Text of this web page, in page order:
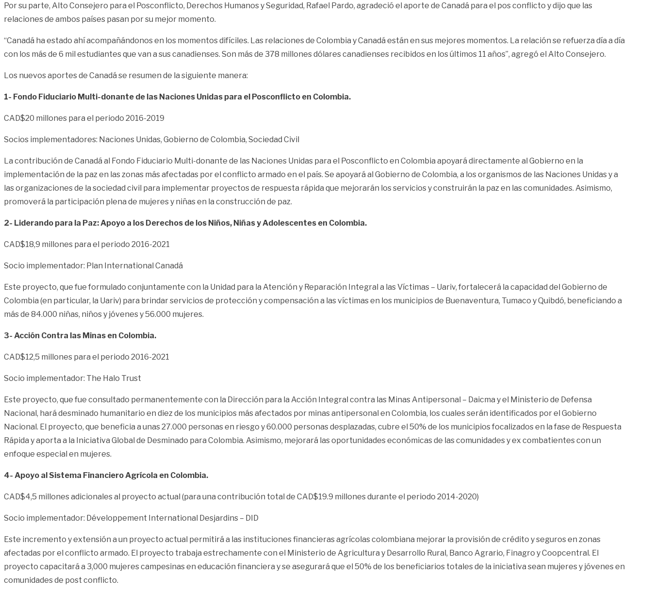
Por su parte, Alto Consejero para el Posconflicto, Derechos Humanos y Seguridad, Rafael Pardo, agradeció el aporte de Canadá para el pos conflicto y dijo que las
relaciones de ambos países pasan por su mejor momento.
“Canadá ha estado ahí acompañándonos en los momentos difíciles. Las relaciones de Colombia y Canadá están en sus mejores momentos. La relación se refuerza día a día
con los más de 6 mil estudiantes que van a sus canadienses. Son más de 378 millones dólares canadienses recibidos en los últimos 11 años”, agregó el Alto Consejero.
Los nuevos aportes de Canadá se resumen de la siguiente manera:
1- Fondo Fiduciario Multi-donante de las Naciones Unidas para el Posconflicto en Colombia.
CAD$20 millones para el periodo 2016-2019
Socios implementadores: Naciones Unidas, Gobierno de Colombia, Sociedad Civil
La contribución de Canadá al Fondo Fiduciario Multi-donante de las Naciones Unidas para el Posconflicto en Colombia apoyará directamente al Gobierno en la
implementación de la paz en las zonas más afectadas por el conflicto armado en el país. Se apoyará al Gobierno de Colombia, a los organismos de las Naciones Unidas y a
las organizaciones de la sociedad civil para implementar proyectos de respuesta rápida que mejorarán los servicios y construirán la paz en las comunidades. Asimismo,
promoverá la participación plena de mujeres y niñas en la construcción de paz.
2- Liderando para la Paz: Apoyo a los Derechos de los Niños, Niñas y Adolescentes en Colombia.
CAD$18,9 millones para el periodo 2016-2021
Socio implementador: Plan International Canadá
Este proyecto, que fue formulado conjuntamente con la Unidad para la Atención y Reparación Integral a las Víctimas – Uariv, fortalecerá la capacidad del Gobierno de
Colombia (en particular, la Uariv) para brindar servicios de protección y compensación a las víctimas en los municipios de Buenaventura, Tumaco y Quibdó, beneficiando a
más de 84.000 niñas, niños y jóvenes y 56.000 mujeres.
3- Acción Contra las Minas en Colombia.
CAD$12,5 millones para el periodo 2016-2021
Socio implementador: The Halo Trust
Este proyecto, que fue consultado permanentemente con la Dirección para la Acción Integral contra las Minas Antipersonal – Daicma y el Ministerio de Defensa
Nacional, hará desminado humanitario en diez de los municipios más afectados por minas antipersonal en Colombia, los cuales serán identificados por el Gobierno
Nacional. El proyecto, que beneficia a unas 27.000 personas en riesgo y 60.000 personas desplazadas, cubre el 50% de los municipios focalizados en la fase de Respuesta
Rápida y aporta a la Iniciativa Global de Desminado para Colombia. Asimismo, mejorará las oportunidades económicas de las comunidades y ex combatientes con un
enfoque especial en mujeres.
4- Apoyo al Sistema Financiero Agrícola en Colombia.
CAD$4,5 millones adicionales al proyecto actual (para una contribución total de CAD$19.9 millones durante el periodo 2014-2020)
Socio implementador: Développement International Desjardins – DID
Este incremento y extensión a un proyecto actual permitirá a las instituciones financieras agrícolas colombiana mejorar la provisión de crédito y seguros en zonas
afectadas por el conflicto armado. El proyecto trabaja estrechamente con el Ministerio de Agricultura y Desarrollo Rural, Banco Agrario, Finagro y Coopcentral. El
proyecto capacitará a 3,000 mujeres campesinas en educación financiera y se asegurará que el 50% de los beneficiarios totales de la iniciativa sean mujeres y jóvenes en
comunidades de post conflicto.